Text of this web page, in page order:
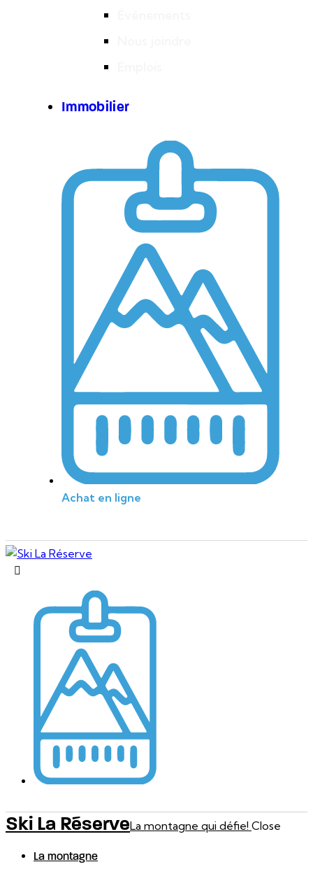
Immobilier
Achat en ligne
Ski La RéserveLa montagne qui défie! Close
La montagne